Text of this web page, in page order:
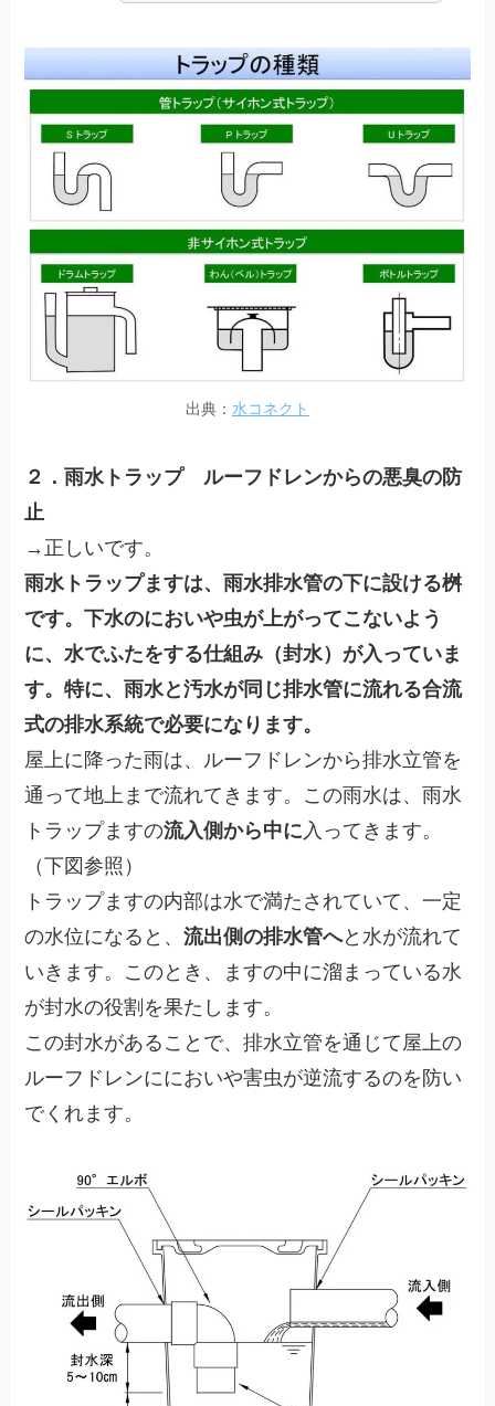
出典： 水コネクト
２．雨水トラップ ルーフドレンからの悪臭の防
止
→正しいです。
雨水トラップますは、雨水排水管の下に設ける桝
です。下水のにおいや虫が上がってこないよう
に、水でふたをする仕組み（封水）が入っていま
す。特に、雨水と汚水が同じ排水管に流れる合流
式の排水系統で必要になります。
屋上に降った雨は、ルーフドレンから排水立管を
通って地上まで流れてきます。この雨水は、雨水
トラップますの流入側から中に 入ってきます。
（下図参照）
トラップますの内部は水で満たされていて、一定
の水位になると、流出側の排水管へと水が流れて
いきます。このとき、ますの中に溜まっている水
が封水の役割を果たします。
この封水があることで、排水立管を通じて屋上の
ルーフドレンににおいや害虫が逆流するのを防い
でくれます。